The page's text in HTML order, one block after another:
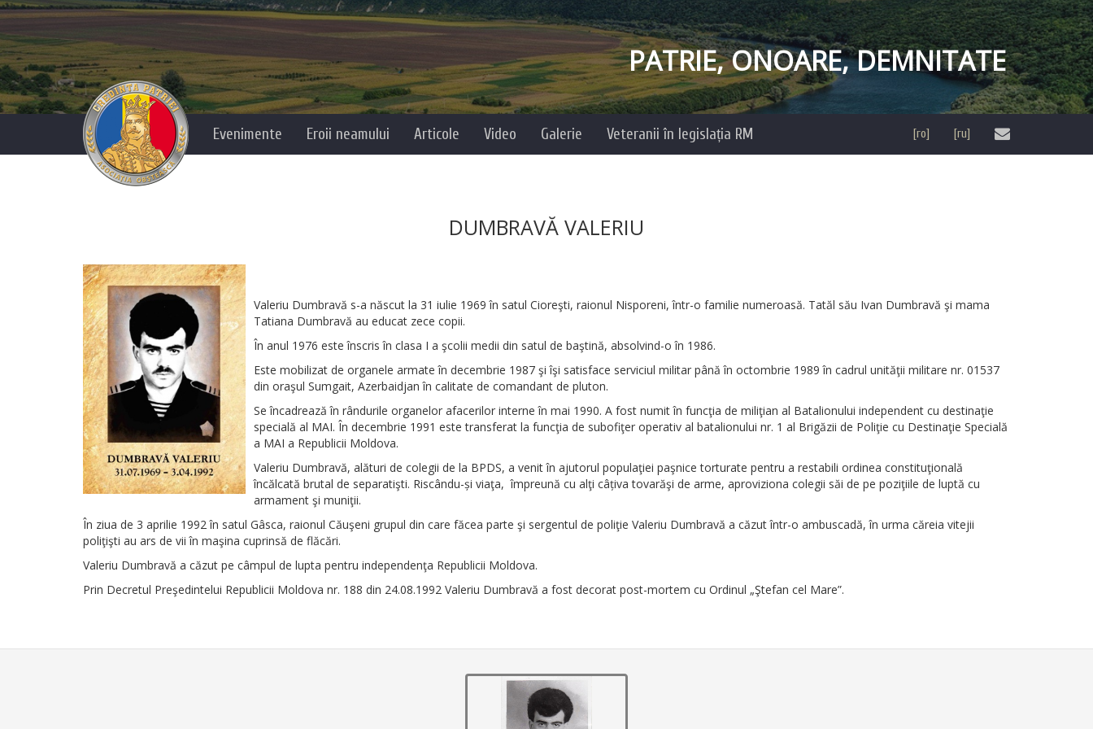
PATRIE, ONOARE, DEMNITATE
Evenimente Eroii neamului Articole Video Galerie Veteranii în legislația RM [ro] [ru]
DUMBRAVĂ VALERIU
Valeriu Dumbravă s-a născut la 31 iulie 1969 în satul Cioreşti, raionul Nisporeni, într-o familie numeroasă. Tatăl său Ivan Dumbravă şi mama
Tatiana Dumbravă au educat zece copii.
În anul 1976 este înscris în clasa I a şcolii medii din satul de baştină, absolvind-o în 1986.
Este mobilizat de organele armate în decembrie 1987 şi îşi satisface serviciul militar până în octombrie 1989 în cadrul unităţii militare nr. 01537
din oraşul Sumgait, Azerbaidjan în calitate de comandant de pluton.
Se încadrează în rândurile organelor afacerilor interne în mai 1990. A fost numit în funcţia de miliţian al Batalionului independent cu destinaţie
specială al MAI. În decembrie 1991 este transferat la funcţia de subofiţer operativ al batalionului nr. 1 al Brigăzii de Poliţie cu Destinaţie Specială
a MAI a Republicii Moldova.
Valeriu Dumbravă, alături de colegii de la BPDS, a venit în ajutorul populaţiei paşnice torturate pentru a restabili ordinea constituţională
încălcată brutal de separatişti. Riscându-și viaţa, împreună cu alţi câțiva tovarăşi de arme, aproviziona colegii săi de pe poziţiile de luptă cu
armament şi muniţii.
În ziua de 3 aprilie 1992 în satul Gâsca, raionul Căuşeni grupul din care făcea parte şi sergentul de poliţie Valeriu Dumbravă a căzut într-o ambuscadă, în urma căreia vitejii
poliţişti au ars de vii în maşina cuprinsă de flăcări.
Valeriu Dumbravă a căzut pe câmpul de lupta pentru independenţa Republicii Moldova.
Prin Decretul Preşedintelui Republicii Moldova nr. 188 din 24.08.1992 Valeriu Dumbravă a fost decorat post-mortem cu Ordinul „Ştefan cel Mare”.